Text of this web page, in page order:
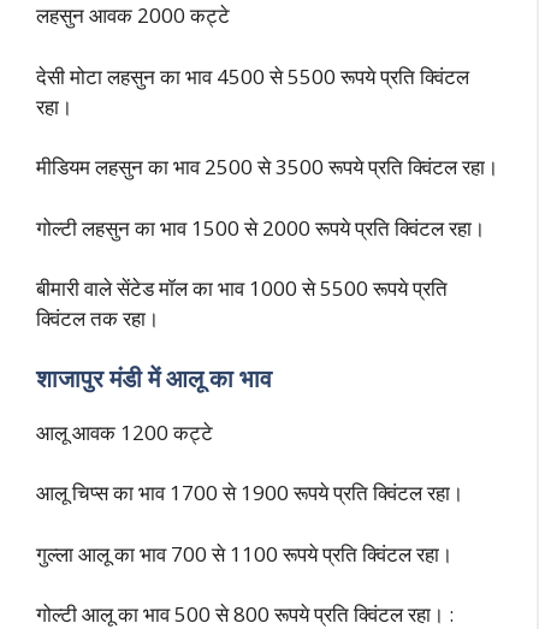
लहसुन आवक 2000 कट्टे
देसी मोटा लहसुन का भाव 4500 से 5500 रूपये प्रति क्विंटल
रहा।
मीडियम लहसुन का भाव 2500 से 3500 रूपये प्रति क्विंटल रहा।
गोल्टी लहसुन का भाव 1500 से 2000 रूपये प्रति क्विंटल रहा।
बीमारी वाले सेंटेड मॉल का भाव 1000 से 5500 रूपये प्रति
क्विंटल तक रहा।
शाजापुर मंडी में आलू का भाव
आलू आवक 1200 कट्टे
आलू चिप्स का भाव 1700 से 1900 रूपये प्रति क्विंटल रहा।
गुल्ला आलू का भाव 700 से 1100 रूपये प्रति क्विंटल रहा।
गोल्टी आलू का भाव 500 से 800 रूपये प्रति क्विंटल रहा। :